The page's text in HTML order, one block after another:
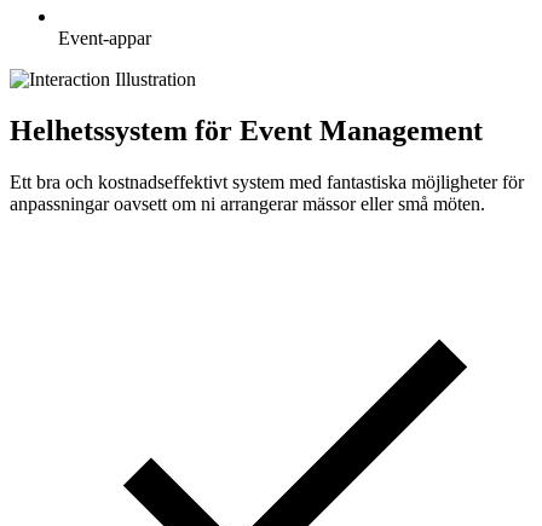
Event-appar
Helhetssystem för Event Management
Ett bra och kostnadseffektivt system med fantastiska möjligheter för
anpassningar oavsett om ni arrangerar mässor eller små möten.